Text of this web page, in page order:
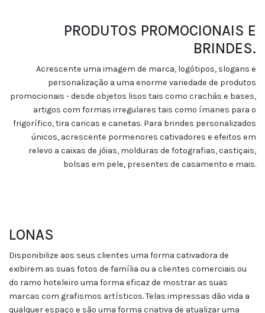
PRODUTOS PROMOCIONAIS E
BRINDES.
Acrescente uma imagem de marca, logótipos, slogans e
personalização a uma enorme variedade de produtos
promocionais - desde objetos lisos tais como crachás e bases,
artigos com formas irregulares tais como ímanes para o
frigorífico, tira caricas e canetas. Para brindes personalizados
únicos, acrescente pormenores cativadores e efeitos em
relevo a caixas de jóias, molduras de fotografias, castiçais,
bolsas em pele, presentes de casamento e mais.
LONAS
Disponibilize aos seus clientes uma forma cativadora de
exibirem as suas fotos de família ou a clientes comerciais ou
do ramo hoteleiro uma forma eficaz de mostrar as suas
marcas com grafismos artísticos. Telas impressas dão vida a
qualquer espaço e são uma forma criativa de atualizar uma